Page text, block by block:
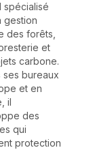
spécialisé
gestion
des forêts,
et
carbone.
ses bureaux
et en
il
des
qui
protection